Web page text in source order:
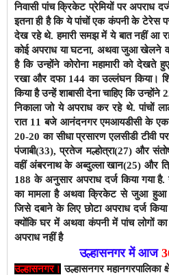
निवासी पांच क्रिकेट प्रेमियों पर अपराध
इतना ही है कि ये पांचों एक कंपनी के
देख रहे थे. हमारी समझ में ये बात नहीं आ
कोई अपराध या घटना, अथवा जुआ खेलने
है कि उन्होंने कोरोना महामारी को देखते
रखा और दफा 144 का उल्लंघन किया।
किया है उन्हें शाबासी देना चाहिए कि
निकाला जो ये अपराध कर रहे थे. पांचों
रात 11 बजे आनंदनगर एमआयडीसी के
20-20 का सीधा प्रसारण एलसीडी टीवी
पंजाबी(33), प्रतेज मल्होत्रा(27) और
वहीं अंबरनाथ के अब्दुल्ला खान(25) और
188 के अनुसार अपराध दर्ज किया गया
का मामला है अथवा क्रिकेट से जुआ हुआ
जिसे दबाने के लिए छोटा अपराध दर्ज किया
क्योंकि घर में अथवा कंपनी में पांच लोगों
अपराध नहीं है
उल्हासनगर में आज
उल्हासनगर। उल्हासनगर महानगरपालिका